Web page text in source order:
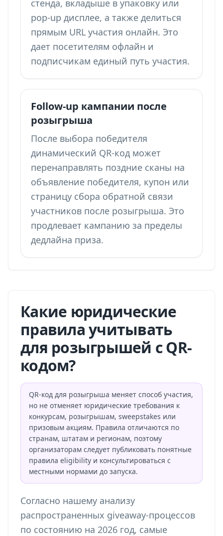
стенда, вкладыше в упаковку или
pop-up дисплее, а также делиться
прямым URL участия онлайн. Это
дает посетителям офлайн и
подписчикам единый путь участия.
Follow-up кампании после
розыгрыша
После выбора победителя
динамический QR-код может
перенаправлять поздние сканы на
объявление победителя, купон или
страницу сбора обратной связи
участников после розыгрыша. Это
продлевает кампанию за пределы
дедлайна приза.
Какие юридические
правила учитывать
для розыгрышей с QR-
кодом?
QR-код для розыгрыша меняет способ участия,
но не отменяет юридические требования к
конкурсам, розыгрышам, sweepstakes или
призовым акциям. Правила отличаются по
странам, штатам и регионам, поэтому
организаторам следует публиковать понятные
правила eligibility и консультироваться с
местными нормами до запуска.
Согласно нашему анализу
распространенных giveaway-процессов
по состоянию на 2026 год, самые